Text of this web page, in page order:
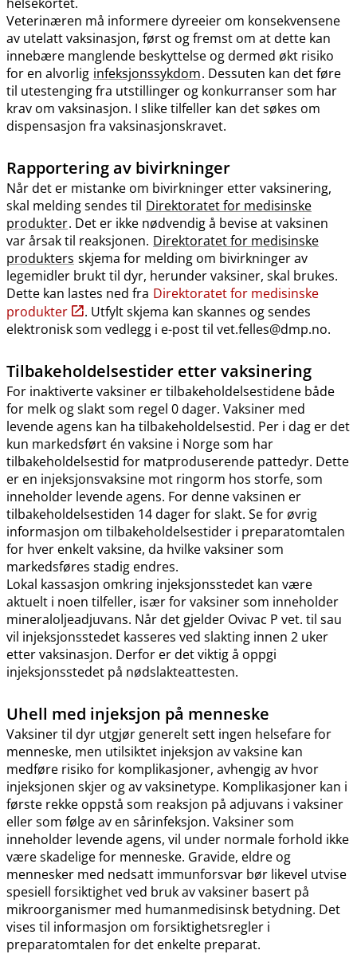
Veterinæren må informere dyreeier om konsekvensene
av utelatt vaksinasjon, først og fremst om at dette kan
innebære manglende beskyttelse og dermed økt risiko
for en alvorlig infeksjonssykdom. Dessuten kan det føre
til utestenging fra utstillinger og konkurranser som har
krav om vaksinasjon. I slike tilfeller kan det søkes om
dispensasjon fra vaksinasjonskravet.
Rapportering av bivirkninger
Når det er mistanke om bivirkninger etter vaksinering,
skal melding sendes til Direktoratet for medisinske
produkter. Det er ikke nødvendig å bevise at vaksinen
var årsak til reaksjonen. Direktoratet for medisinske
produkters skjema for melding om bivirkninger av
legemidler brukt til dyr, herunder vaksiner, skal brukes.
Dette kan lastes ned fra Direktoratet for medisinske
produkter
. Utfylt skjema kan skannes og sendes
elektronisk som vedlegg i e-post til vet.felles@dmp.no.
Tilbakeholdelsestider etter vaksinering
For inaktiverte vaksiner er tilbakeholdelsestidene både
for melk og slakt som regel 0 dager. Vaksiner med
levende agens kan ha tilbakeholdelsestid. Per i dag er det
kun markedsført én vaksine i Norge som har
tilbakeholdelsestid for matproduserende pattedyr. Dette
er en injeksjonsvaksine mot ringorm hos storfe, som
inneholder levende agens. For denne vaksinen er
tilbakeholdelsestiden 14 dager for slakt. Se for øvrig
informasjon om tilbakeholdelsestider i preparatomtalen
for hver enkelt vaksine, da hvilke vaksiner som
markedsføres stadig endres.
Lokal kassasjon omkring injeksjonsstedet kan være
aktuelt i noen tilfeller, især for vaksiner som inneholder
mineraloljeadjuvans. Når det gjelder Ovivac P vet. til sau
vil injeksjonsstedet kasseres ved slakting innen 2 uker
etter vaksinasjon. Derfor er det viktig å oppgi
injeksjonsstedet på nødslakteattesten.
Uhell med injeksjon på menneske
Vaksiner til dyr utgjør generelt sett ingen helsefare for
menneske, men utilsiktet injeksjon av vaksine kan
medføre risiko for komplikasjoner, avhengig av hvor
injeksjonen skjer og av vaksinetype. Komplikasjoner kan i
første rekke oppstå som reaksjon på adjuvans i vaksiner
eller som følge av en sårinfeksjon. Vaksiner som
inneholder levende agens, vil under normale forhold ikke
være skadelige for menneske. Gravide, eldre og
mennesker med nedsatt immunforsvar bør likevel utvise
spesiell forsiktighet ved bruk av vaksiner basert på
mikroorganismer med humanmedisinsk betydning. Det
vises til informasjon om forsiktighetsregler i
preparatomtalen for det enkelte preparat.